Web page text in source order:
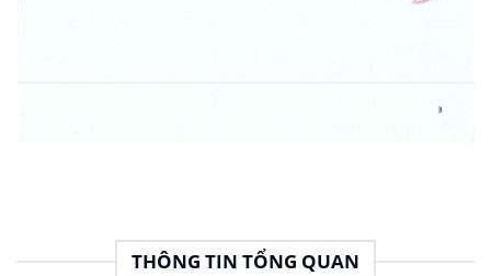
THÔNG TIN TỔNG QUAN